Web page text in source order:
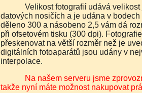
Velikost fotografií udává velikost jakou máme uloženu na
datových nosičích a je udána v
děleno 300 a násobeno 2,5 vám dá
při ofsetovém tisku (300 dpi).
přeskenovat na větší rozměr než je
digitálních fotoaparátů jsou udány v
interpolace.
Na našem serveru jsme zprovoznili elektronický obchod,
takže nyní máte možnost nakupovat